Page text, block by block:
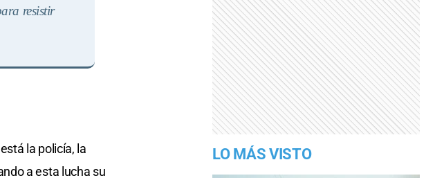
resistir
la policía, la
a esta lucha su
LO MÁS VISTO